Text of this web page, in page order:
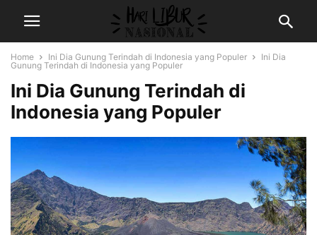
Home Ini Dia Gunung Terindah di Indonesia yang Populer
Ini Dia
Gunung Terindah di Indonesia yang Populer
Ini Dia Gunung Terindah di
Indonesia yang Populer